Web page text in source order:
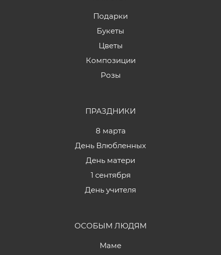
Подарки
Букеты
Цветы
Композиции
Розы
ПРАЗДНИКИ
8 марта
День Влюбленных
День матери
1 сентября
День учителя
ОСОБЫМ ЛЮДЯМ
Маме